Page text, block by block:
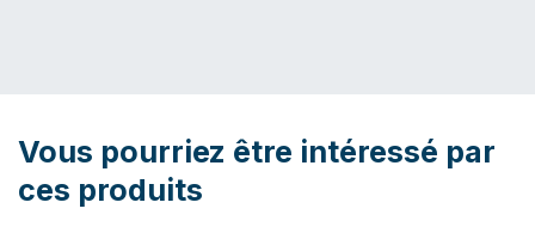
Vous pourriez être intéressé par
ces produits